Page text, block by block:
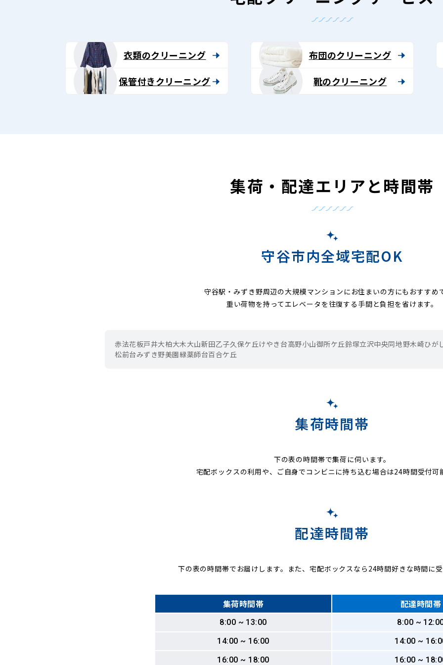
衣類のクリーニング
保管付きクリーニング
布団のクリーニング
靴のクリーニング
集荷・配達エリアと時間帯
守谷市内全域宅配OK
守谷駅・みずき野周辺の大規模マンションにお住まいの方にもおすすめで
重い荷物を持ってエレベータを往復する手間と負担を省けます。
赤法花板戸井大柏大木大山新田乙子久保ケ丘けやき台高野小山御所ケ丘鈴塚立沢中央同地野木崎ひが
松前台みずき野美園緑薬師台百合ケ丘
集荷時間帯
下の表の時間帯で集荷に伺います。
宅配ボックスの利用や、ご自身でコンビニに持ち込む場合は24時間受付可
配達時間帯
下の表の時間帯でお届けします。また、宅配ボックスなら24時間好きな時間に受
集荷時間帯 配達時間帯
8:00 ~ 13:00
8:00 ~
14:00 ~ 16:00
14:00 ~
16:00 ~ 18:00
16:00 ~